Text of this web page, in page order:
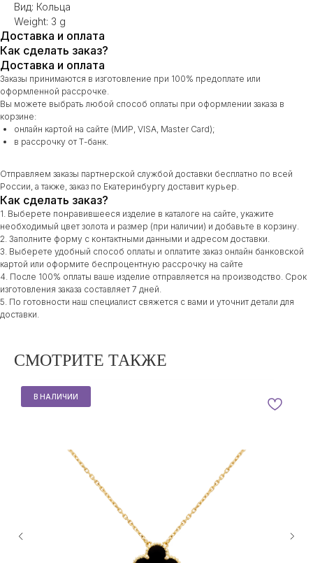
Вид: Кольца
Weight: 3 g
Доставка и оплата
Как сделать заказ?
Доставка и оплата
Заказы принимаются в изготовление при 100% предоплате или
оформленной рассрочке.
Вы можете выбрать любой способ оплаты при оформлении заказа в
корзине:
онлайн картой на сайте (МИР, VISA, Master Card);
в рассрочку от Т-банк.
Отправляем заказы партнерской службой доставки бесплатно по всей
России, а также, заказ по Екатеринбургу доставит курьер.
Как сделать заказ?
1. Выберете понравившееся изделие в каталоге на сайте, укажите
необходимый цвет золота и размер (при наличии) и добавьте в корзину.
2. Заполните форму с контактными данными и адресом доставки.
3. Выберете удобный способ оплаты и оплатите заказ онлайн банковской
картой или оформите беспроцентную рассрочку на сайте
4. После 100% оплаты ваше изделие отправляется на производство. Срок
изготовления заказа составляет 7 дней.
5. По готовности наш специалист свяжется с вами и уточнит детали для
доставки.
СМОТРИТЕ ТАКЖЕ
В НАЛИЧИИ